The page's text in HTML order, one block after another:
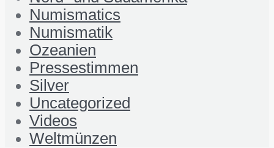
Numismatics
Numismatik
Ozeanien
Pressestimmen
Silver
Uncategorized
Videos
Weltmünzen